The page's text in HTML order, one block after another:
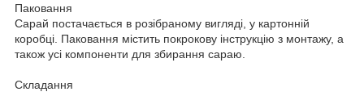
Паковання
Сарай постачається в розібраному вигляді, у картонній
коробці. Паковання містить покрокову інструкцію з монтажу, а
також усі компоненти для збирання сараю.
Складання